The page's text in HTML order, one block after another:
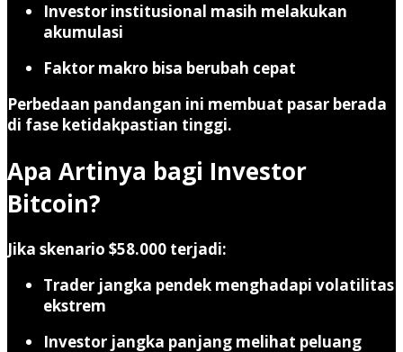
Investor institusional masih melakukan
akumulasi
Faktor makro bisa berubah cepat
Perbedaan pandangan ini membuat pasar berada
di fase ketidakpastian tinggi.
Apa Artinya bagi Investor
Bitcoin?
Jika skenario $58.000 terjadi:
Trader jangka pendek menghadapi volatilitas
ekstrem
Investor jangka panjang melihat peluang